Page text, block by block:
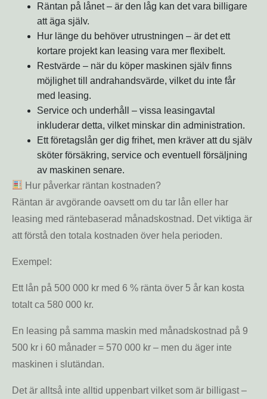
Räntan på lånet – är den låg kan det vara billigare
att äga själv.
Hur länge du behöver utrustningen – är det ett
kortare projekt kan leasing vara mer flexibelt.
Restvärde – när du köper maskinen själv finns
möjlighet till andrahandsvärde, vilket du inte får
med leasing.
Service och underhåll – vissa leasingavtal
inkluderar detta, vilket minskar din administration.
Ett företagslån ger dig frihet, men kräver att du själv
sköter försäkring, service och eventuell försäljning
av maskinen senare.
Hur påverkar räntan kostnaden?
Räntan är avgörande oavsett om du tar lån eller har
leasing med räntebaserad månadskostnad. Det viktiga är
att förstå den totala kostnaden över hela perioden.
Exempel:
Ett lån på 500 000 kr med 6 % ränta över 5 år kan kosta
totalt ca 580 000 kr.
En leasing på samma maskin med månadskostnad på 9
500 kr i 60 månader = 570 000 kr – men du äger inte
maskinen i slutändan.
Det är alltså inte alltid uppenbart vilket som är billigast –